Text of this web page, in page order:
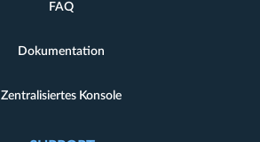
FAQ
Dokumentation
Zentralisiertes Konsole